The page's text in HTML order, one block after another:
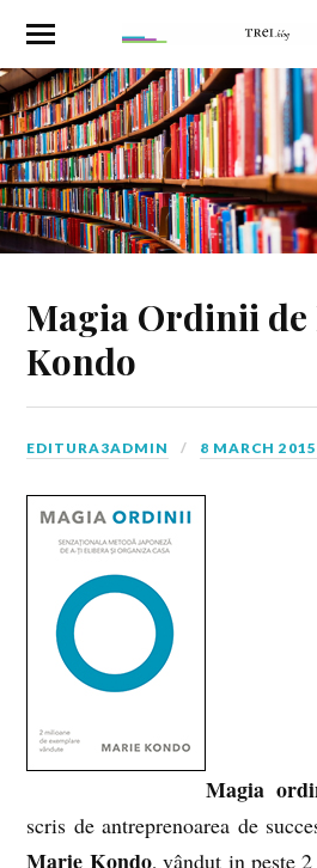
Magia Ordinii
Kondo
EDITURA3ADMIN 8 MARCH 2015
Magia
scris de antreprenoarea de
Marie Kondo, vândut in peste